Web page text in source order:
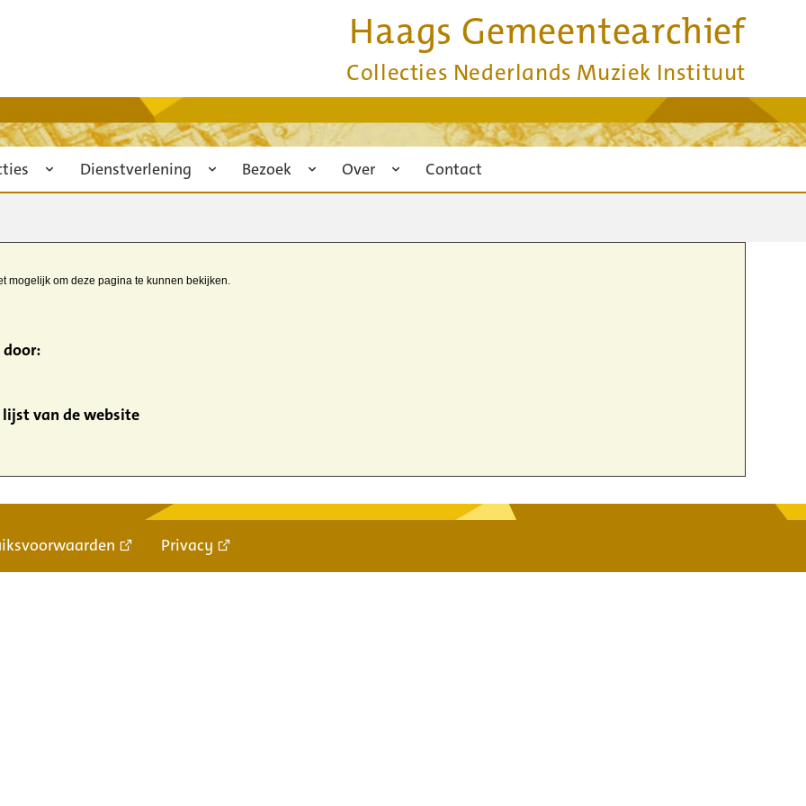
Haags Gemeentearchief
Collecties Nederlands Muziek Instituut
Dienstverlening Bezoek Over Contact
mogelijk om deze pagina te kunnen bekijken.
van de website
Privacy